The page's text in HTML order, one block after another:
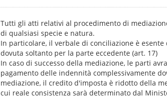
Tutti gli atti relativi al procedimento di
di qualsiasi specie e natura.
In particolare, il verbale di conciliazione è
dovuta soltanto per la parte eccedente (art. 17)
In caso di successo della mediazione, le parti
pagamento delle indennità complessivamente
mediazione, il credito d'imposta è ridotto della
cui reale consistenza sarà determinato dal